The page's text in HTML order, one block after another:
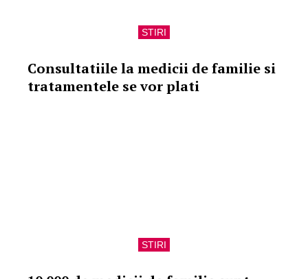
STIRI
Consultatiile la medicii de familie si
tratamentele se vor plati
STIRI